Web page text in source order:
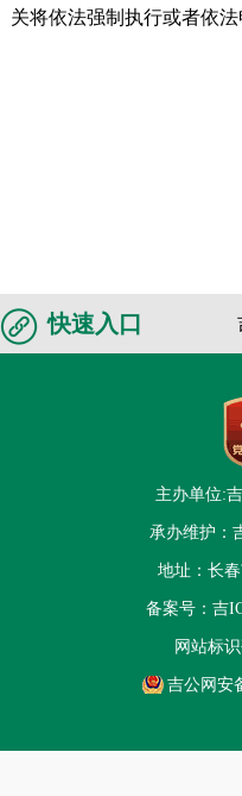
关将依法强制执行或者依法
快速入口
主办单位:
承办维护：
地址：长
备案号： 吉
网站标
吉公网安